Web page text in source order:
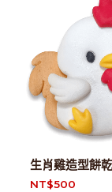
生肖雞造型餅
NT$500